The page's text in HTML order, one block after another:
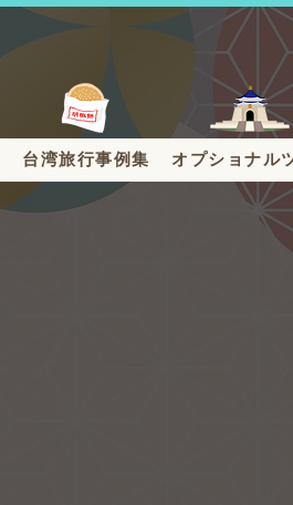
台湾旅行事例集 オプショナル